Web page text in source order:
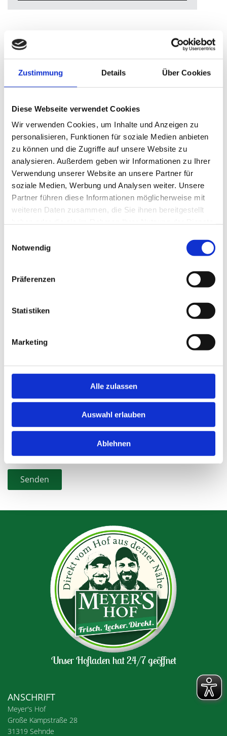
Zustimmung Details Über Cookies
Diese Webseite verwendet Cookies
Wir verwenden Cookies, um Inhalte und Anzeigen zu
personalisieren, Funktionen für soziale Medien anbieten
zu können und die Zugriffe auf unsere Website zu
analysieren. Außerdem geben wir Informationen zu Ihrer
Verwendung unserer Website an unsere Partner für
soziale Medien, Werbung und Analysen weiter. Unsere
Partner führen diese Informationen möglicherweise mit
weiteren Daten zusammen, die Sie ihnen bereitgestellt
Notwendig
Präferenzen
Statistiken
Marketing
Alle zulassen
Auswahl erlauben
Ablehnen
Ich habe die Datenschutzerklärung zur Kenntnis
genommen. Ich stimme einer elektronischen Speicherung
Newsletter
Melden Sie sich jetzt bei unserem Meyer's Hof
Newsletter an
Unser Hofladen hat 24/7 geöffnet
ANSCHRIFT
Meyer's Hof
Große Kampstraße 28
31319 Sehnde